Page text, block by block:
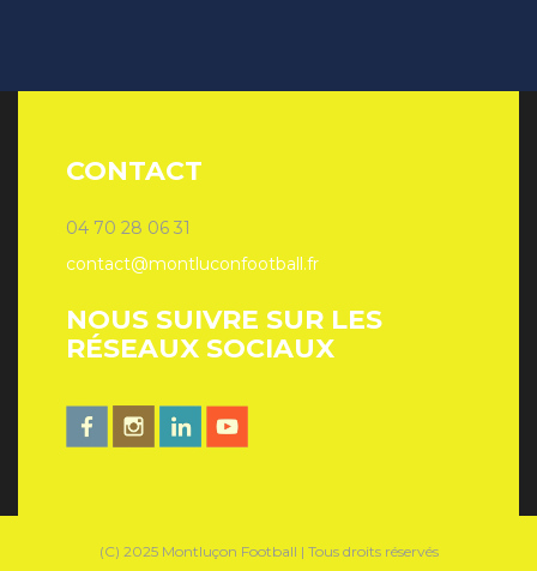
CONTACT
04 70 28 06 31
contact@montluconfootball.fr
NOUS SUIVRE SUR LES
RÉSEAUX SOCIAUX
(C) 2025 Montluçon Football | Tous droits réservés